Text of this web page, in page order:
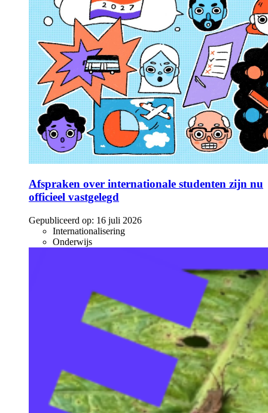
Afspraken over internationale studenten zijn nu
officieel vastgelegd
Gepubliceerd op: 16 juli 2026
Internationalisering
Onderwijs